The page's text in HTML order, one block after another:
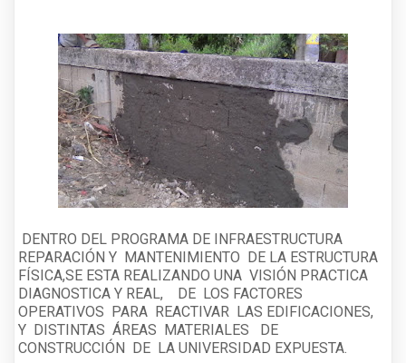
DENTRO DEL PROGRAMA DE INFRAESTRUCTURA
REPARACIÓN Y MANTENIMIENTO DE LA ESTRUCTURA
FÍSICA,SE ESTA REALIZANDO UNA VISIÓN PRACTICA
DIAGNOSTICA Y REAL, DE LOS FACTORES
OPERATIVOS PARA REACTIVAR LAS EDIFICACIONES,
Y DISTINTAS ÁREAS MATERIALES DE
CONSTRUCCIÓN DE LA UNIVERSIDAD EXPUESTA.